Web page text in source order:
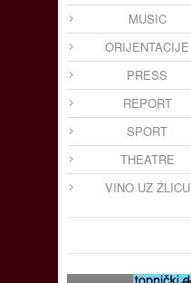
MUSIC
ORIJENTACIJE
PRESS
REPORT
SPORT
THEATRE
VINO UZ ŽLICU